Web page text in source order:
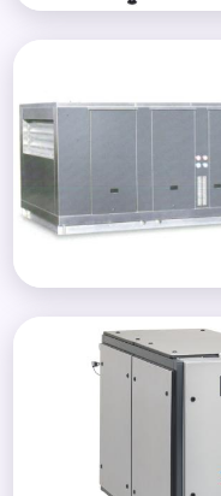
Micro et mini-